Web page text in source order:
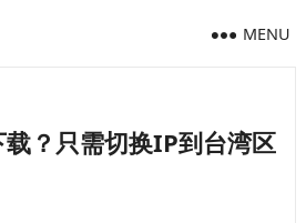
MENU
？只需切换IP到台湾区